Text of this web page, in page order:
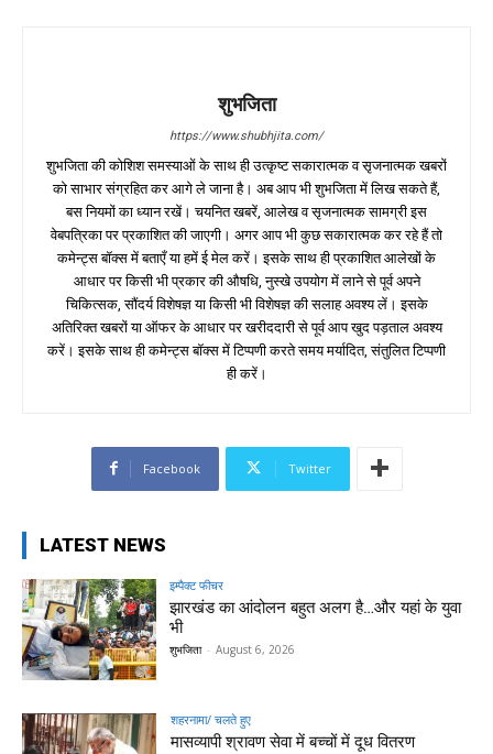
शुभजिता
https://www.shubhjita.com/
शुभजिता की कोशिश समस्याओं के साथ ही उत्कृष्ट सकारात्मक व सृजनात्मक खबरों
को साभार संग्रहित कर आगे ले जाना है। अब आप भी शुभजिता में लिख सकते हैं,
बस नियमों का ध्यान रखें। चयनित खबरें, आलेख व सृजनात्मक सामग्री इस
वेबपत्रिका पर प्रकाशित की जाएगी। अगर आप भी कुछ सकारात्मक कर रहे हैं तो
कमेन्ट्स बॉक्स में बताएँ या हमें ई मेल करें। इसके साथ ही प्रकाशित आलेखों के
आधार पर किसी भी प्रकार की औषधि, नुस्खे उपयोग में लाने से पूर्व अपने
चिकित्सक, सौंदर्य विशेषज्ञ या किसी भी विशेषज्ञ की सलाह अवश्य लें। इसके
अतिरिक्त खबरों या ऑफर के आधार पर खरीददारी से पूर्व आप खुद पड़ताल अवश्य
करें। इसके साथ ही कमेन्ट्स बॉक्स में टिप्पणी करते समय मर्यादित, संतुलित टिप्पणी
ही करें।
Facebook Twitter
LATEST NEWS
इम्पैक्ट फीचर
झारखंड का आंदोलन बहुत अलग है…और यहां के युवा
भी
शुभजिता - August 6, 2026
शहरनामा/ चलते हुए
मासव्यापी श्रावण सेवा में बच्चों में दूध वितरण